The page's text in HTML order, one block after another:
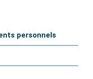
personnels